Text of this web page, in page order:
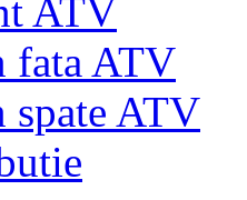
ATV
fata ATV
spate ATV